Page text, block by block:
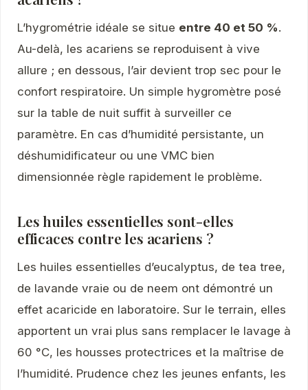
L’hygrométrie idéale se situe entre 40 et 50 %.
Au-delà, les acariens se reproduisent à vive
allure ; en dessous, l’air devient trop sec pour le
confort respiratoire. Un simple hygromètre posé
sur la table de nuit suffit à surveiller ce
paramètre. En cas d’humidité persistante, un
déshumidificateur ou une VMC bien
dimensionnée règle rapidement le problème.
Les huiles essentielles sont-elles
efficaces contre les acariens ?
Les huiles essentielles d’eucalyptus, de tea tree,
de lavande vraie ou de neem ont démontré un
effet acaricide en laboratoire. Sur le terrain, elles
apportent un vrai plus sans remplacer le lavage à
60 °C, les housses protectrices et la maîtrise de
l’humidité. Prudence chez les jeunes enfants, les